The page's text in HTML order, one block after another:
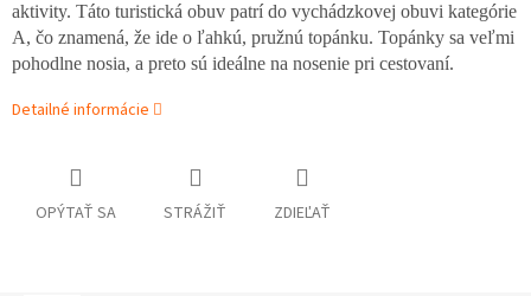
aktivity. Táto turistická obuv patrí do vychádzkovej obuvi kategórie
A, čo znamená, že ide o ľahkú, pružnú topánku. Topánky sa veľmi
pohodlne nosia, a preto sú ideálne na nosenie pri cestovaní.
Detailné informácie
OPÝTAŤ SA STRÁŽIŤ ZDIEĽAŤ